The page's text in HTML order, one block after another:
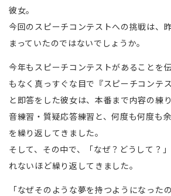
彼女。
今回のスピーチコンテストへの挑戦は、
まっていたのではないでしょうか。
今年もスピーチコンテストがあることを
もなく真っすぐな目で『スピーチコンテ
と即答をした彼女は、本番まで内容の練
音練習・質疑応答練習と、何度も何度も
を繰り返してきました。
そして、その中で、「なぜ？どうして？
れないほど繰り返してきました。
「なぜそのような夢を持つようになったの